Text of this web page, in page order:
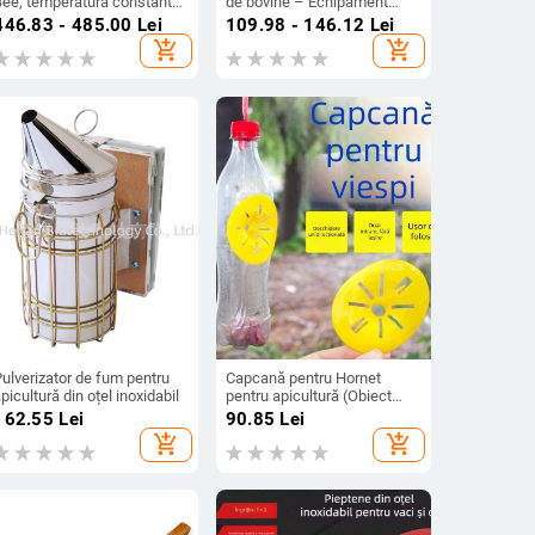
pentru apicultură și
- 485.00 Lei
add_shopping_cart
veterinar pentru zootehnie și
acvacultură
109.98 - 146.12 Lei
add_shopping_cart
de fum pentru
din oțel inoxidabil
Lei
add_shopping_cart
Capcană pentru Hornet
pentru apicultură (Obiect
aplicabil: Hornet; Tip: Altele;
Domeniu de aplicare:
Creșterea animalelor și
90.85 Lei
add_shopping_cart